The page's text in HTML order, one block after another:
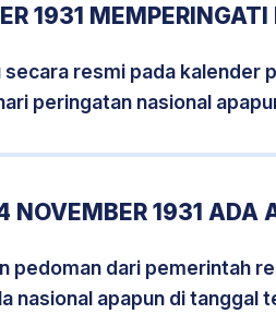
1931 MEMPERINGATI
secara resmi pada kalender
peringatan nasional
NOVEMBER 1931 ADA
pedoman dari pemerintah
nasional apapun di tanggal